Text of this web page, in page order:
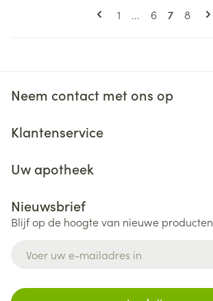
Pagina's
Pagina
1 ... Pagina
6 U lees
7 Pagina
8
Neem contact met ons op
Klantenservice
Uw apotheek
Nieuwsbrief
Blijf op de hoogte van nieuwe